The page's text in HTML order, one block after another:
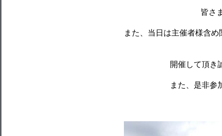
皆さ
また、当日は主催者様含
開催して頂き
また、是非参